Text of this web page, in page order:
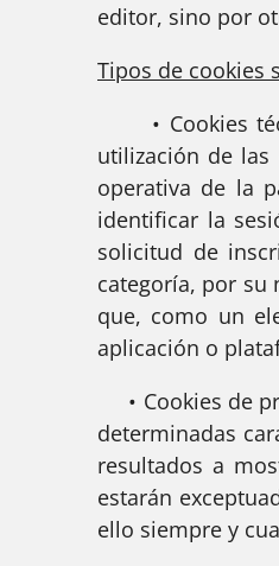
editor, sino por
Tipos de cookies
• Cookies
utilización de
operativa de la
identificar la
solicitud de
categoría, por su
que, como un
aplicación o
• Cookies de
determinadas
resultados a
estarán
ello siempre y